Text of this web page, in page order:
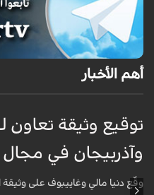
أهم الأخبار
وآذربيجان في مجال
وقّع دنيا مالي وغاييبوف على وثيقة